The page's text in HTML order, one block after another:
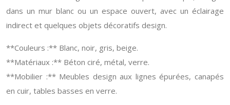
dans un mur blanc ou un espace ouvert, avec un éclairage
indirect et quelques objets décoratifs design.
**Couleurs :** Blanc, noir, gris, beige.
**Matériaux :** Béton ciré, métal, verre.
**Mobilier :** Meubles design aux lignes épurées, canapés
en cuir, tables basses en verre.